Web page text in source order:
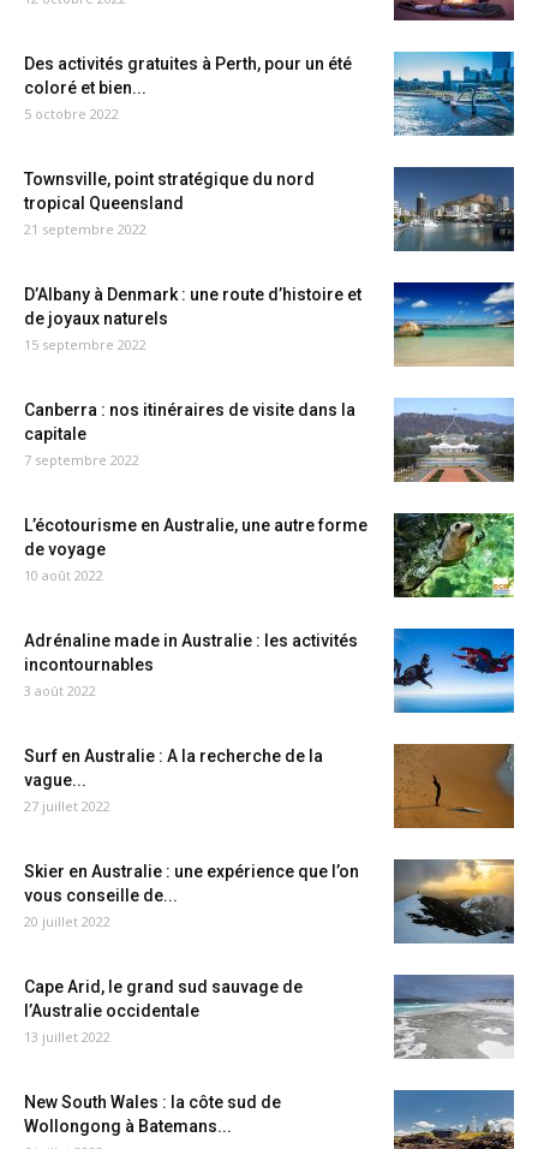
Des activités gratuites à Perth, pour un été
coloré et bien...
5 octobre 2022
Townsville, point stratégique du nord
tropical Queensland
21 septembre 2022
D’Albany à Denmark : une route d’histoire et
de joyaux naturels
15 septembre 2022
Canberra : nos itinéraires de visite dans la
capitale
7 septembre 2022
L’écotourisme en Australie, une autre forme
de voyage
10 août 2022
Adrénaline made in Australie : les activités
incontournables
3 août 2022
Surf en Australie : A la recherche de la
vague...
27 juillet 2022
Skier en Australie : une expérience que l’on
vous conseille de...
20 juillet 2022
Cape Arid, le grand sud sauvage de
l’Australie occidentale
13 juillet 2022
New South Wales : la côte sud de
Wollongong à Batemans...